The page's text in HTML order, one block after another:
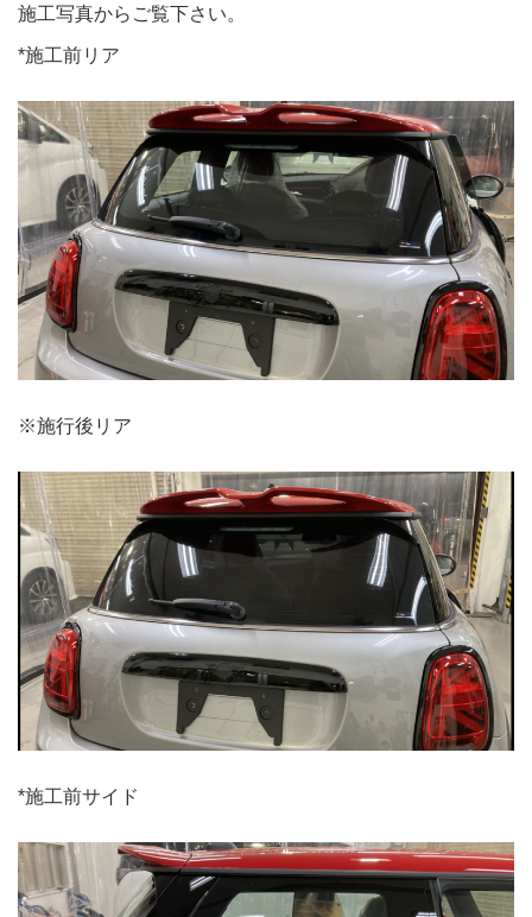
施工写真からご覧下さい。
*施工前リア
※施行後リア
*施工前サイド